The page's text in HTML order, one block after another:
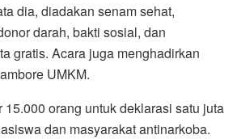
dia, diadakan senam sehat,
darah, bakti sosial, dan
gratis. Acara juga menghadirkan
UMKM.
orang untuk deklarasi satu juta
dan masyarakat antinarkoba.